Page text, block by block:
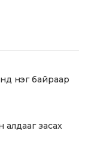
нэг байраар
засах